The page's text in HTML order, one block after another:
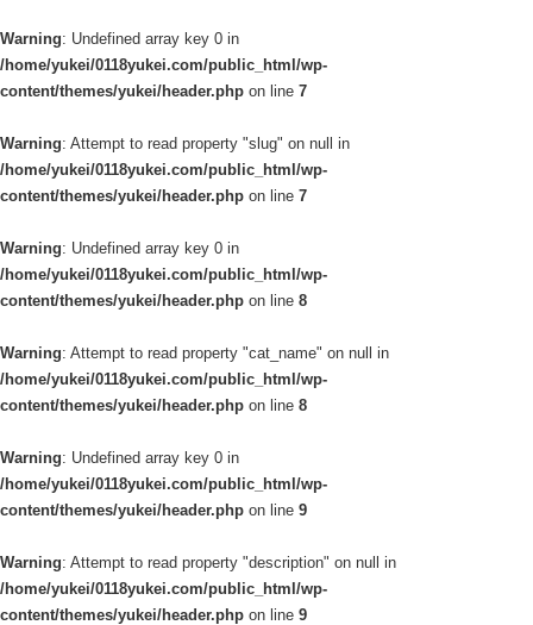
Warning: Undefined array key 0 in
/home/yukei/0118yukei.com/public_html/wp-
content/themes/yukei/header.php on line 7
Warning: Attempt to read property "slug" on null in
/home/yukei/0118yukei.com/public_html/wp-
content/themes/yukei/header.php on line 7
Warning: Undefined array key 0 in
/home/yukei/0118yukei.com/public_html/wp-
content/themes/yukei/header.php on line 8
Warning: Attempt to read property "cat_name" on null in
/home/yukei/0118yukei.com/public_html/wp-
content/themes/yukei/header.php on line 8
Warning: Undefined array key 0 in
/home/yukei/0118yukei.com/public_html/wp-
content/themes/yukei/header.php on line 9
Warning: Attempt to read property "description" on null in
/home/yukei/0118yukei.com/public_html/wp-
content/themes/yukei/header.php on line 9